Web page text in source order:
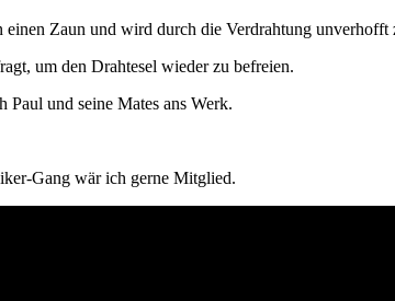
einen Zaun und wird durch die Verdrahtung
um den Drahtesel wieder zu befreien.
und seine Mates ans Werk.
Gang wär ich gerne Mitglied.